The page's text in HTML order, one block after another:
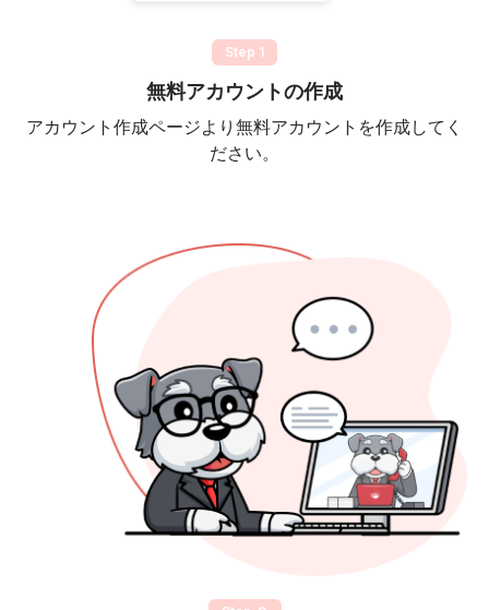
Step 1
無料アカウントの作成
アカウント作成ページより無料アカウントを作成してく
ださい。